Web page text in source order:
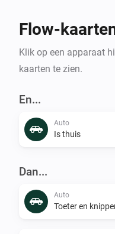
Flow-
Klik op een apparaat
kaarten te zien.
En...
Auto
Is thuis
Dan...
Auto
Toeter en